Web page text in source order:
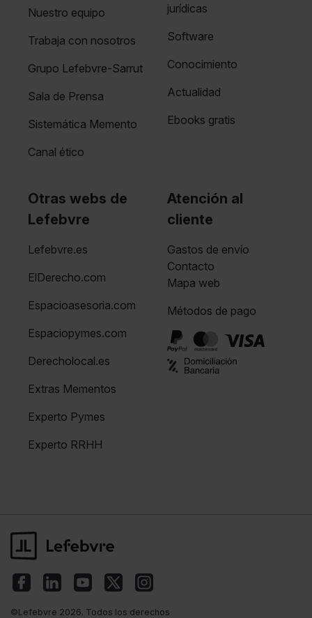
Nuestro equipo
Trabaja con nosotros
Grupo Lefebvre-Sarrut
Sala de Prensa
Sistemática Memento
Canal ético
jurídicas
Software
Conocimiento
Actualidad
Ebooks gratis
Otras webs de
Lefebvre
Lefebvre.es
ElDerecho.com
Espacioasesoria.com
Espaciopymes.com
Derecholocal.es
Extras Mementos
Experto Pymes
Experto RRHH
Atención al
cliente
Gastos de envío
Contacto
Mapa web
Métodos de pago
©Lefebvre 2026. Todos los derechos